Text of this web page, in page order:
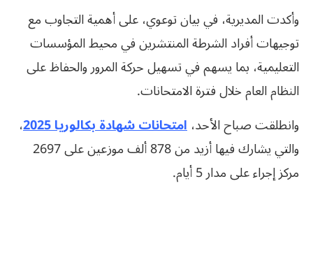
وأكدت المديرية، في بيان توعوي، على أهمية التجاوب مع
توجيهات أفراد الشرطة المنتشرين في محيط المؤسسات
التعليمية، بما يسهم في تسهيل حركة المرور والحفاظ على
النظام العام خلال فترة الامتحانات.
وانطلقت صباح الأحد،امتحانات شهادة بكالوريا 2025
،
والتي يشارك فيها أزيد من 878 ألف موزعين على 2697
مركز إجراء على مدار 5 أيام.